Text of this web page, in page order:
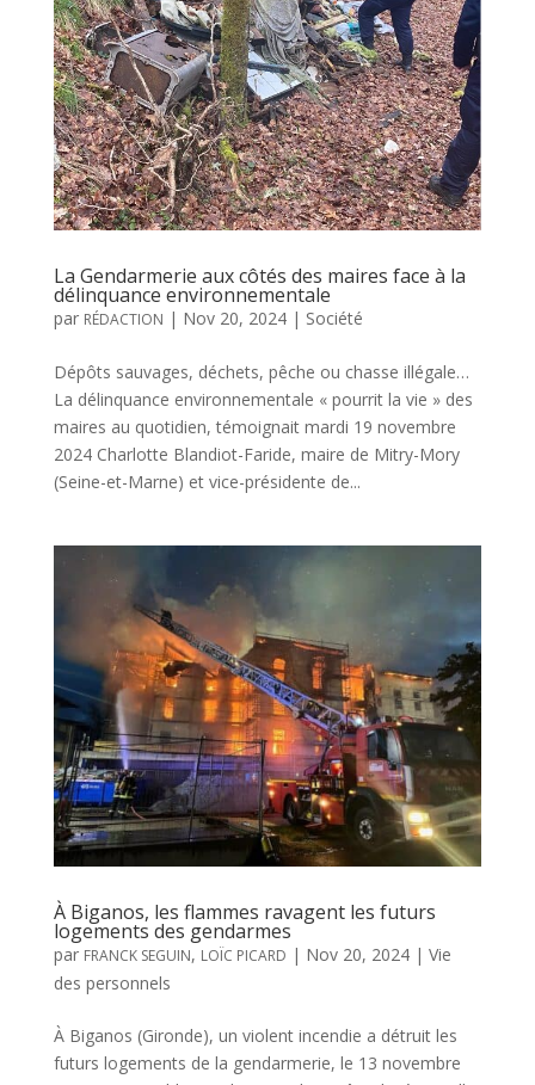
La Gendarmerie aux côtés des maires face à la
délinquance environnementale
par RÉDACTION | Nov 20, 2024| Société
Dépôts sauvages, déchets, pêche ou chasse illégale…
La délinquance environnementale « pourrit la vie » des
maires au quotidien, témoignait mardi 19 novembre
2024 Charlotte Blandiot-Faride, maire de Mitry-Mory
(Seine-et-Marne) et vice-présidente de...
À Biganos, les flammes ravagent les futurs
logements des gendarmes
par FRANCK SEGUIN, LOÏC PICARD | Nov 20, 2024| Vie
des personnels
À Biganos (Gironde), un violent incendie a détruit les
futurs logements de la gendarmerie, le 13 novembre